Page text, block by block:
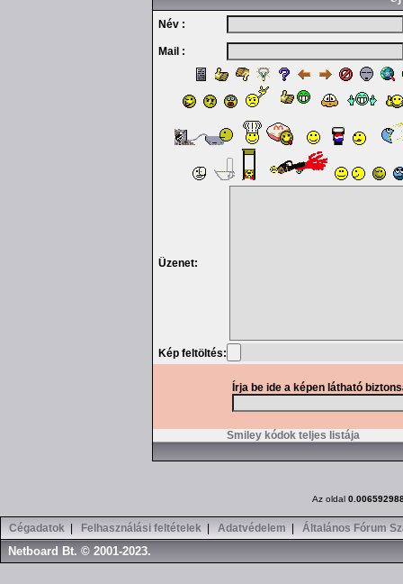
Név :
Mail :
Üzenet:
Kép feltöltés:
Írja be ide a képen látható
Smiley kódok teljes listája
Az oldal
Cégadatok Felhasználási feltételek Adatvédelem Általános Fórum
Netboard Bt. © 2001-2023.